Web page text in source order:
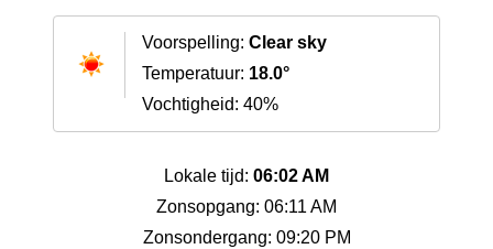
Voorspelling: Clear sky
Temperatuur: 18.0°
Vochtigheid: 40%
Lokale tijd: 06:02 AM
Zonsopgang: 06:11 AM
Zonsondergang: 09:20 PM